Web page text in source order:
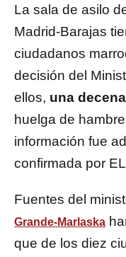
La sala de asilo
Madrid-Barajas
ciudadanos
decisión del
ellos, una decena
huelga de
información fue
confirmada por
Fuentes del
Grande-Marlaska
que de los diez